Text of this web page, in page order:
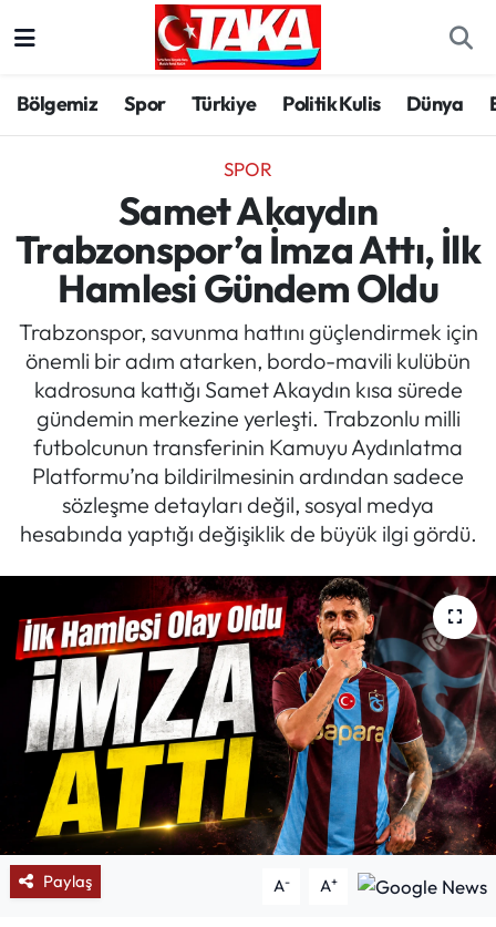
Bölgemiz Spor Türkiye Politik Kulis Dünya
SPOR
Samet Akaydın
Trabzonspor’a İmza Attı, İlk
Hamlesi Gündem Oldu
Trabzonspor, savunma hattını güçlendirmek için
önemli bir adım atarken, bordo-mavili kulübün
kadrosuna kattığı Samet Akaydın kısa sürede
gündemin merkezine yerleşti. Trabzonlu milli
futbolcunun transferinin Kamuyu Aydınlatma
Platformu’na bildirilmesinin ardından sadece
sözleşme detayları değil, sosyal medya
hesabında yaptığı değişiklik de büyük ilgi gördü.
Paylaş A- A+
Spor
Türkiye
Kültür/Sanat
Politika
Politik Kulis
Dünya
Magazin
Mektup Galeri
Manşet
Köşe Yazıları
Karikatür Galeri
BIK
ASTROLOJİ
Trabzon Hava Durumu
Trabzon Trafik Yoğunluk Haritası
Süper Lig Puan Durumu ve Fikstür
Tüm Manşetler
Son Dakika Haberleri
Haber Arşivi